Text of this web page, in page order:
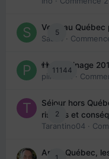
5
Venir au Québec
Sab74
·
11144
👬 Parrainage
piinoush ·
2
Séjour hors
risques et
Tarantino04 ·
Arte : Québec,